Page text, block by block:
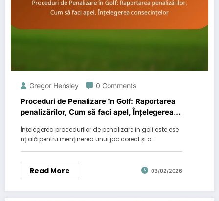
Gregor Hensley 0 Comments
Proceduri de Penalizare în Golf: Raportarea
penalizărilor, Cum să faci apel, Înțelegerea
Înțelegerea procedurilor de penalizare în golf este ese
nțială pentru menținerea unui joc corect și a…
Read More 03/02/2026